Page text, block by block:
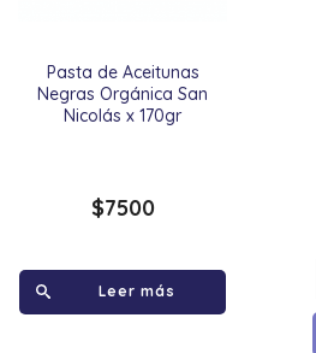
Pasta de Aceitunas
Negras Orgánica San
Nicolás x 170gr
$7500
Leer más